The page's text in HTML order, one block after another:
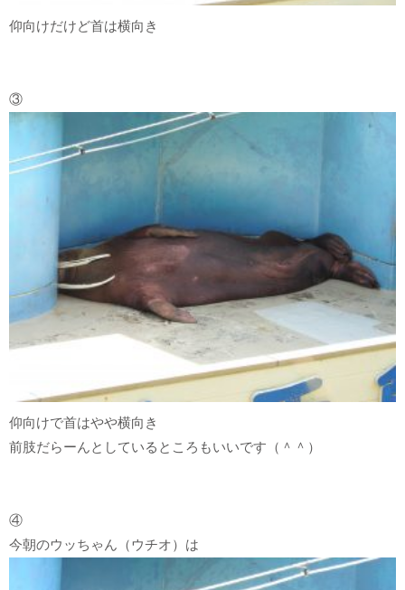
仰向けだけど首は横向き
③
仰向けで首はやや横向き
前肢だらーんとしているところもいいです（＾＾）
④
今朝のウッちゃん（ウチオ）は